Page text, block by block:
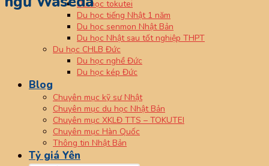
Du học tokutei
Du học tiếng Nhật 1 năm
Du học senmon Nhật Bản
Du học Nhật sau tốt nghiệp THPT
Du học CHLB Đức
Du học nghề Đức
Du học kép Đức
Blog
Chuyên mục kỹ sư Nhật
Chuyên mục du học Nhật Bản
Chuyên mục XKLĐ TTS – TOKUTEI
Chuyên mục Hàn Quốc
Thông tin Nhật Bản
Tỷ giá Yên